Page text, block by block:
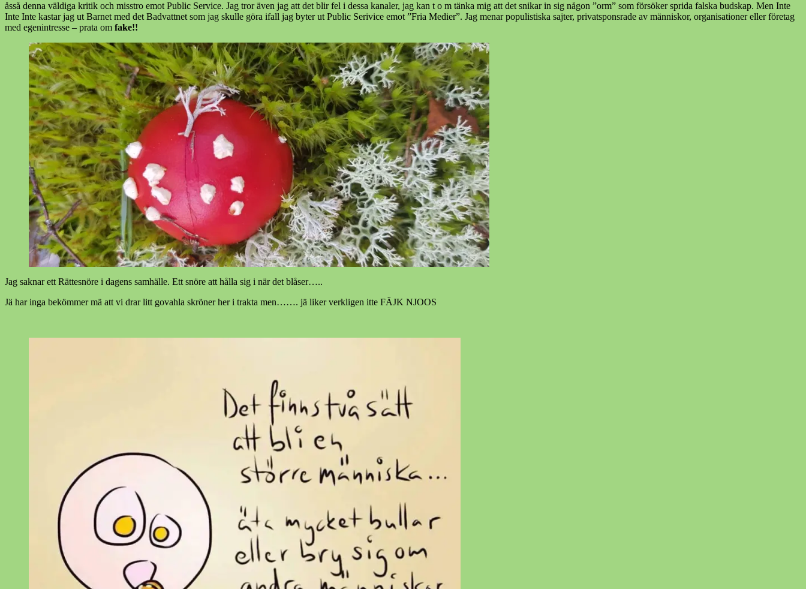
åsså denna väldiga kritik och misstro emot Public Service. Jag tror även jag att det blir fel i dessa kanaler, jag kan t o m tänka mig att det snikar in sig någon ”orm” som försöker sprida falska budskap. Men Inte
Inte Inte kastar jag ut Barnet med det Badvattnet som jag skulle göra ifall jag byter ut Public Serivice emot ”Fria Medier”. Jag menar populistiska sajter, privatsponsrade av människor, organisationer eller företag
med egenintresse – prata om fake!!
Jag saknar ett Rättesnöre i dagens samhälle. Ett snöre att hålla sig i när det blåser…..
Jä har inga bekömmer mä att vi drar litt govahla skröner her i trakta men……. jä liker verkligen itte FÄJK NJOOS